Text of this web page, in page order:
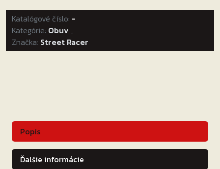
motocykel
Street
Racer
GTR
čierne
Katalógové číslo: -
Kategórie: Obuv ,
Značka: Street Racer
Popis
Ďalšie informácie